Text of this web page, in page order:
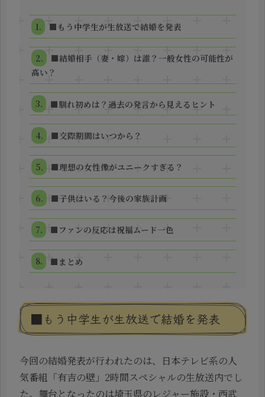
■もう中学生が生放送で結婚を発表
■結婚相手（妻・嫁）は誰？一般女性の可能性が
高い？
■馴れ初めは？過去の発言から見えるヒント
■交際期間はいつから？
■理想の女性像がユニークすぎる？
■子供はいる？今後の家族計画
■ファンの反応は祝福ムード一色
■まとめ
■もう中学生が生放送で結婚を発表
今回の結婚発表が行われたのは、日本テレビ系の人
気番組「有吉の壁」2時間スペシャルの生放送内でし
た。舞台となったのは埼玉県のレジャー施設・西武